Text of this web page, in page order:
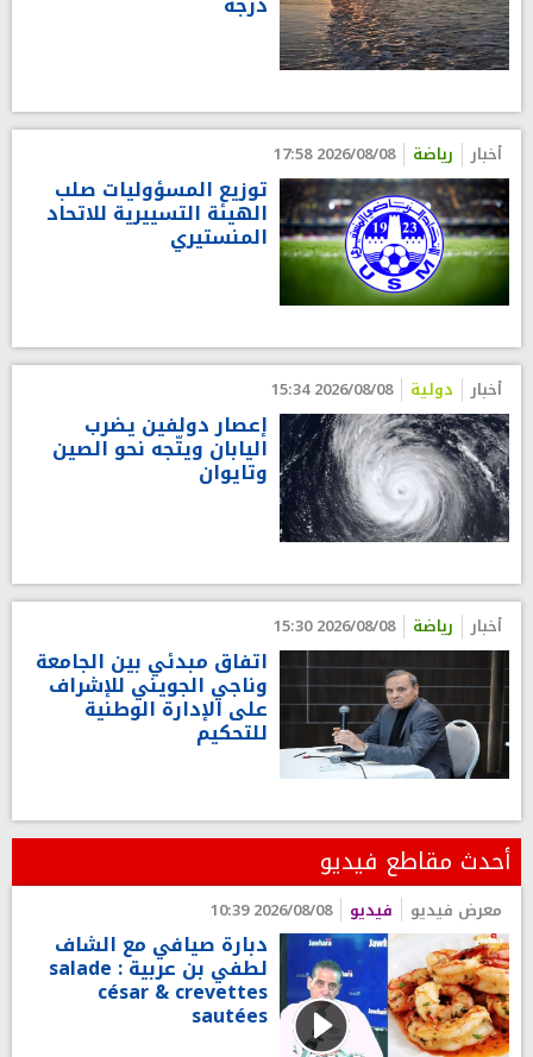
أخبار رياضة 2026/08/08 17:58
توزيع المسؤوليات صلب
الهيئة التسييرية للاتحاد
المنستيري
أخبار دولية 2026/08/08 15:34
إعصار دولفين يضرب
اليابان ويتّجه نحو الصين
وتايوان
أخبار رياضة 2026/08/08 15:30
اتفاق مبدئي بين الجامعة
وناجي الجويني للإشراف
على الإدارة الوطنية
للتحكيم
أحدث مقاطع فيديو
معرض فيديو فيديو 2026/08/08 10:39
دبارة صيافي مع الشاف
لطفي بن عربية : salade
césar & crevettes
sautées